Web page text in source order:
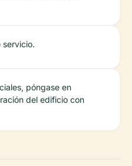
servicio.
póngase en
del edificio con